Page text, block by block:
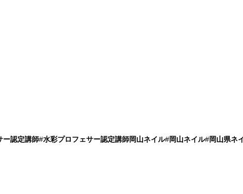
ー認定講師#水彩プロフェサー認定講師岡山ネイル#岡山ネイル#岡山県ネ